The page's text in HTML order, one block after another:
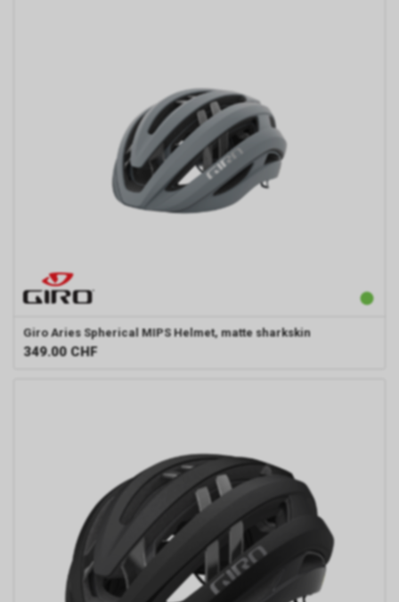
Giro Aries Spherical MIPS Helmet, matte sharkskin
349.00 CHF